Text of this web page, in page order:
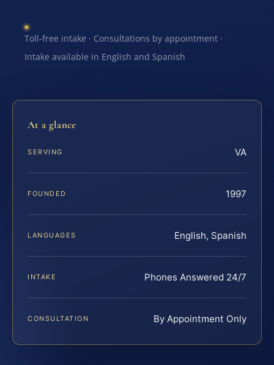
Toll-free intake · Consultations by appointment ·
Intake available in English and Spanish
At a glance
SERVING VA
FOUNDED 1997
LANGUAGES English, Spanish
INTAKE Phones Answered 24/7
CONSULTATION By Appointment Only